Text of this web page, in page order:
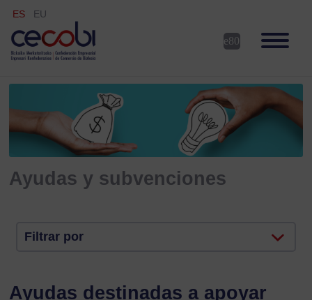
ES EU
Ayudas y subvenciones
Filtrar por
Ayudas destinadas a apoyar